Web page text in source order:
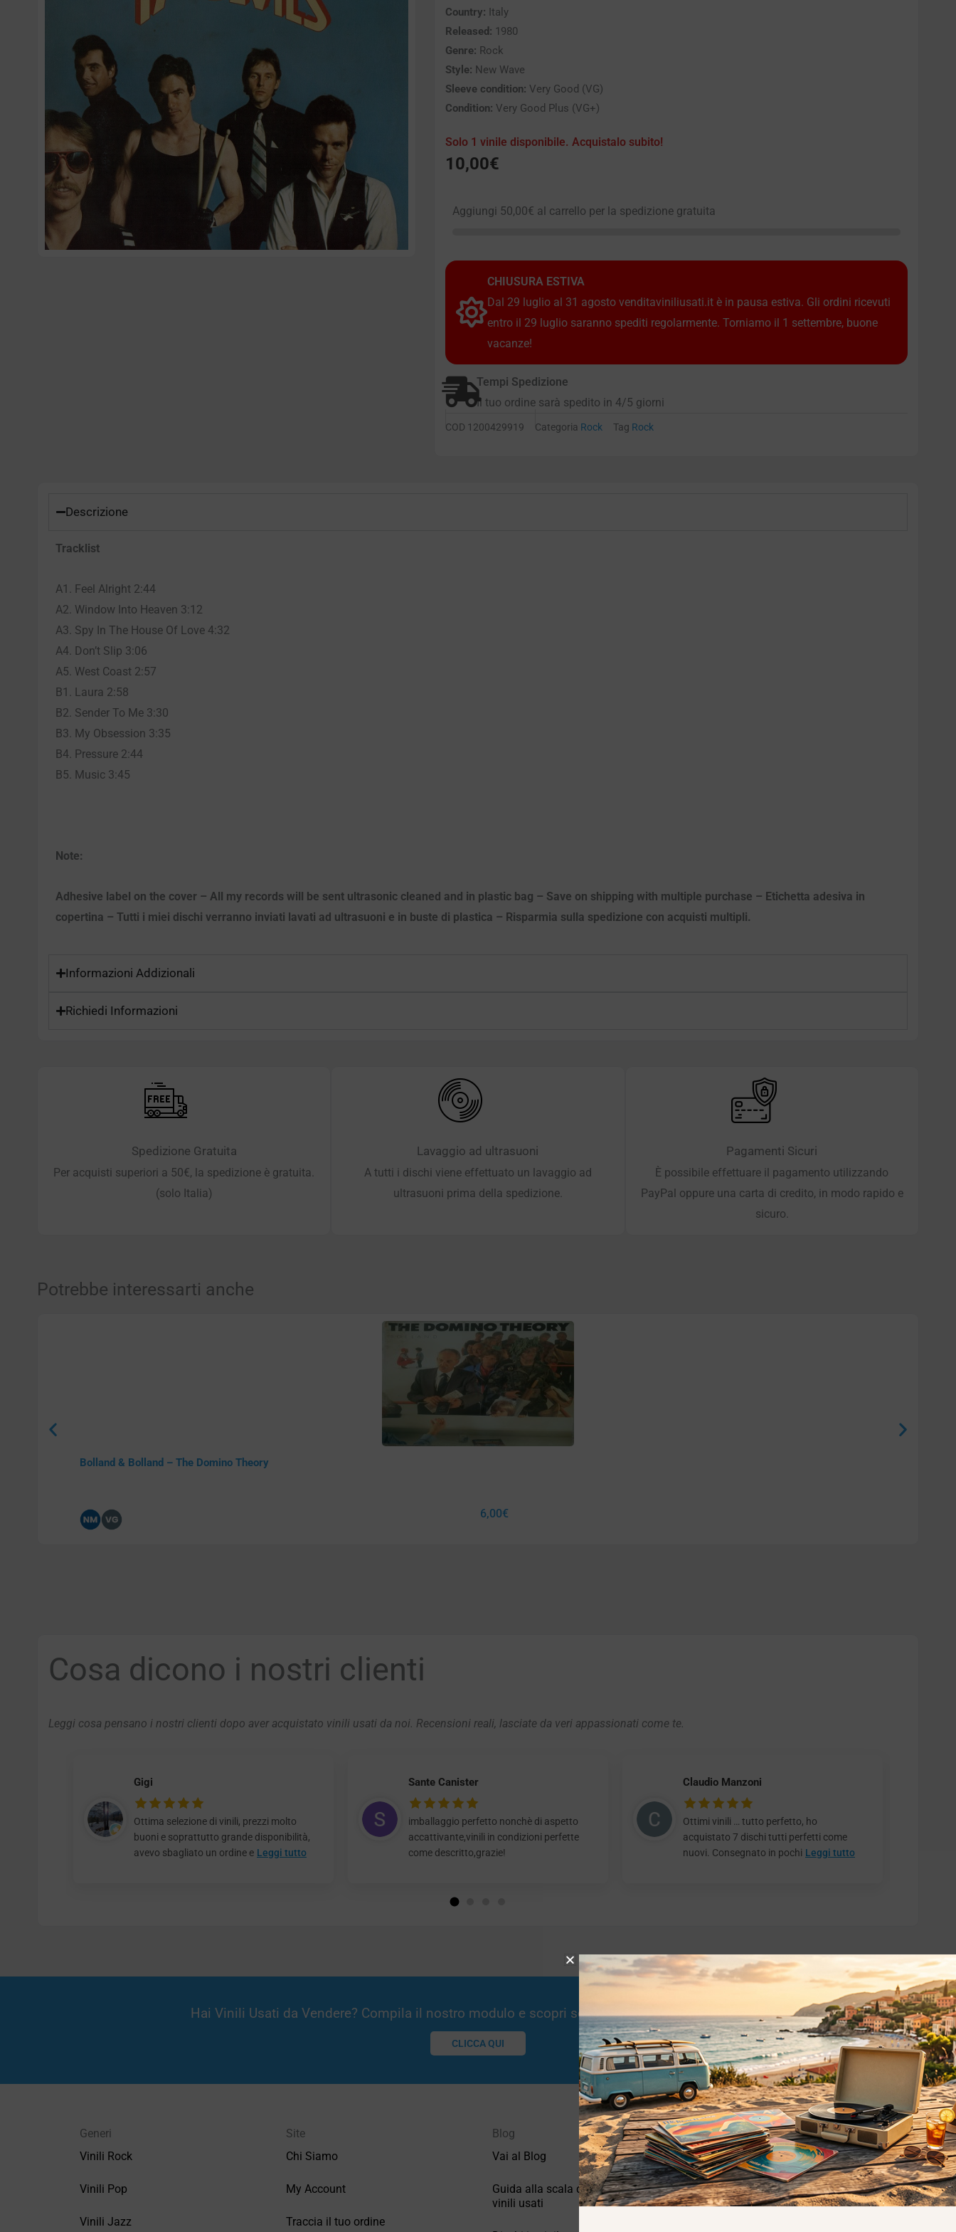
Country: Italy
Released: 1980
Genre: Rock
Style: New Wave
Sleeve condition: Very Good (VG)
Condition: Very Good Plus (VG+)
Solo 1 vinile disponibile. Acquistalo subito!
10,00€
Aggiungi 50,00€ al carrello per la spedizione gratuita
CHIUSURA ESTIVA
Dal 29 luglio al 31 agosto venditaviniliusati.it è in pausa estiva. Gli ordini ricevuti
entro il 29 luglio saranno spediti regolarmente. Torniamo il 1 settembre, buone
vacanze!
Tempi Spedizione
Il tuo ordine sarà spedito in 4/5 giorni
COD 1200429919 Categoria Rock Tag Rock
Descrizione
Tracklist
A1. Feel Alright 2:44
A2. Window Into Heaven 3:12
A3. Spy In The House Of Love 4:32
A4. Don’t Slip 3:06
A5. West Coast 2:57
B1. Laura 2:58
B2. Sender To Me 3:30
B3. My Obsession 3:35
B4. Pressure 2:44
B5. Music 3:45
Note:
Adhesive label on the cover – All my records will be sent ultrasonic cleaned and in plastic bag – Save on shipping with multiple purchase – Etichetta adesiva in
copertina – Tutti i miei dischi verranno inviati lavati ad ultrasuoni e in buste di plastica – Risparmia sulla spedizione con acquisti multipli.
Informazioni Addizionali
Richiedi Informazioni
Spedizione Gratuita
Per acquisti superiori a 50€, la spedizione è gratuita.
(solo Italia)
Lavaggio ad ultrasuoni
A tutti i dischi viene effettuato un lavaggio ad
ultrasuoni prima della spedizione.
Pagamenti Sicuri
È possibile effettuare il pagamento utilizzando
PayPal oppure una carta di credito, in modo rapido e
sicuro.
Potrebbe interessarti anche
Bolland & Bolland – The Domino Theory
6,00€
Cosa dicono i nostri clienti
Leggi cosa pensano i nostri clienti dopo aver acquistato vinili usati da noi. Recensioni reali, lasciate da veri appassionati come te.
Gigi
Ottima selezione di vinili, prezzi molto
buoni e soprattutto grande disponibilità,
avevo sbagliato un ordine e Leggi tutto
Sante Canister
imballaggio perfetto nonchè di aspetto
accattivante,vinili in condizioni perfette
come descritto,grazie!
Claudio Manzoni
Ottimi vinili … tutto perfetto, ho
acquistato 7 dischi tutti perfetti come
nuovi. Consegnato in pochi Leggi tutto
Hai Vinili Usati da Vendere? Compila il nostro modulo e scopri se potremmo essere interessati!
CLICCA QUI
Generi
Vinili Rock
Vinili Pop
Vinili Jazz
Site
Chi Siamo
My Account
Traccia il tuo ordine
Blog
Vai al Blog
Guida alla scala di valutazione dei
vinili usati
Privacy
Privacy Policy
Cookie Policy (UE)